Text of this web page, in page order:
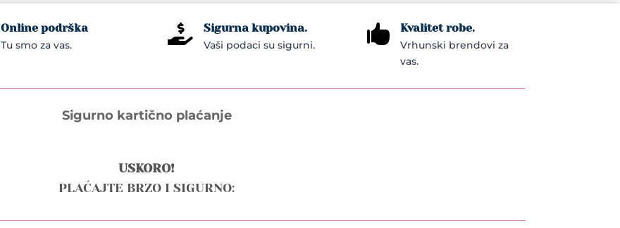
on
the
Online podrška
Tu smo za vas.  Sigurna kupovina.
Vaši podaci su sigurni.  Kvalitet robe.
Vrhunski brendovi za
vas.
Sigurno kartično plaćanje
USKORO!
PLAĆAJTE BRZO I SIGURNO: